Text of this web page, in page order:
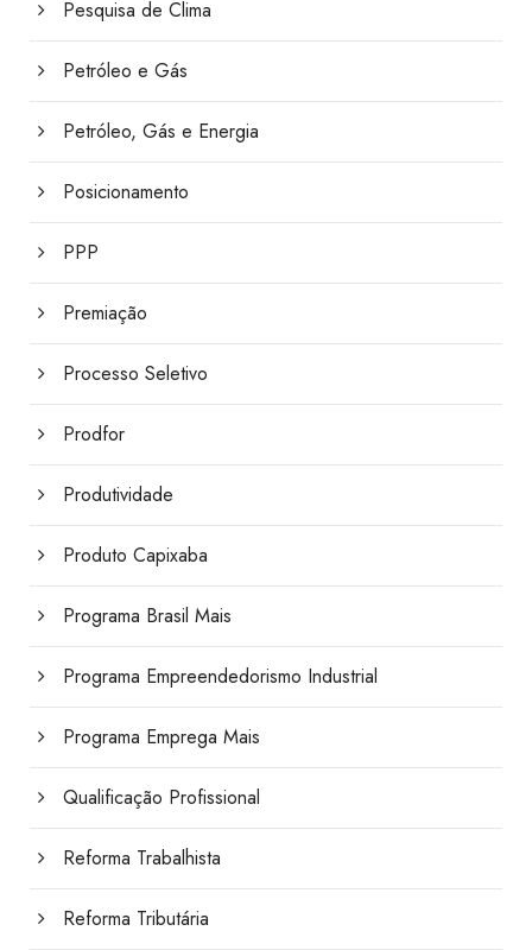
Pesquisa de Clima
Petróleo e Gás
Petróleo, Gás e Energia
Posicionamento
PPP
Premiação
Processo Seletivo
Prodfor
Produtividade
Produto Capixaba
Programa Brasil Mais
Programa Empreendedorismo Industrial
Programa Emprega Mais
Qualificação Profissional
Reforma Trabalhista
Reforma Tributária